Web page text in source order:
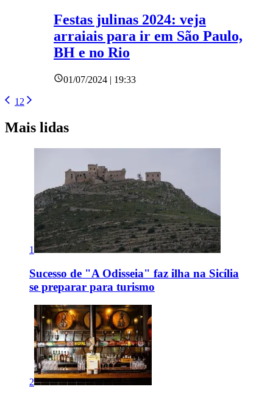
Festas julinas 2024: veja
arraiais para ir em São Paulo,
BH e no Rio
01/07/2024 | 19:33
1 2
Mais lidas
1
Sucesso de "A Odisseia" faz ilha na Sicília
se preparar para turismo
2